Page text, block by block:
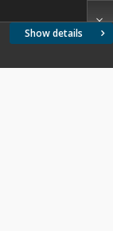
Show details